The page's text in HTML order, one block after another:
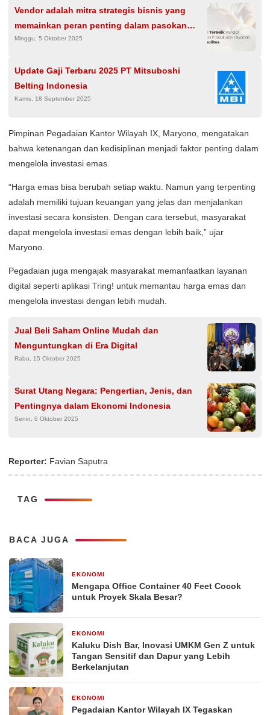
Vendor adalah mitra strategis bisnis yang
memainkan peran penting dalam pasokan
produk dan layanan
Minggu, 5 Oktober 2025
Update Gaji Terbaru 2025 PT Mitsuboshi
Belting Indonesia
Kamis, 18 September 2025
Pimpinan Pegadaian Kantor Wilayah IX, Maryono, mengatakan
bahwa ketenangan dan kedisiplinan menjadi faktor penting dalam
mengelola investasi emas.
“Harga emas bisa berubah setiap waktu. Namun yang terpenting
adalah memiliki tujuan keuangan yang jelas dan menjalankan
investasi secara konsisten. Dengan cara tersebut, masyarakat
dapat mengelola investasi emas dengan lebih baik,” ujar
Maryono.
Pegadaian juga mengajak masyarakat memanfaatkan layanan
digital seperti aplikasi Tring! untuk memantau harga emas dan
mengelola investasi dengan lebih mudah.
Jual Beli Saham Online Mudah dan
Menguntungkan di Era Digital
Rabu, 15 Oktober 2025
Surat Utang Negara: Pengertian, Jenis, dan
Pentingnya dalam Ekonomi Indonesia
Senin, 6 Oktober 2025
Reporter: Favian Saputra
TAG
BACA JUGA
EKONOMI
Mengapa Office Container 40 Feet Cocok
untuk Proyek Skala Besar?
EKONOMI
Kaluku Dish Bar, Inovasi UMKM Gen Z untuk
Tangan Sensitif dan Dapur yang Lebih
Berkelanjutan
EKONOMI
Pegadaian Kantor Wilayah IX Tegaskan